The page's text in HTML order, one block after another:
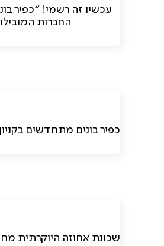
החברות
כפיר בונים מתחדשים
שכונת אחוזה היוקרתית